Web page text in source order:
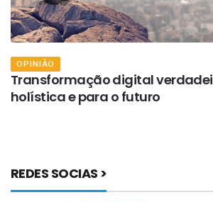
OPINIÃO
Transformação digital
holística e para o futuro
REDES SOCIAS >